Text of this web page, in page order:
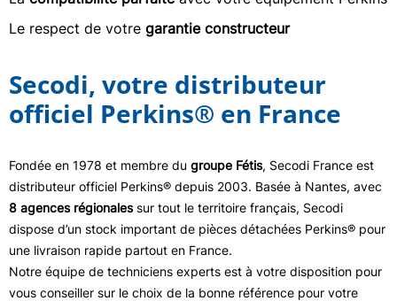
Le respect de votre garantie constructeur
Secodi, votre distributeur
officiel Perkins® en France
Fondée en 1978 et membre du groupe Fétis, Secodi France est
distributeur officiel Perkins® depuis 2003. Basée à Nantes, avec
8 agences régionalessur tout le territoire français, Secodi
dispose d’un stock important de pièces détachées Perkins® pour
une livraison rapide partout en France.
Notre équipe de techniciens experts est à votre disposition pour
vous conseiller sur le choix de la bonne référence pour votre